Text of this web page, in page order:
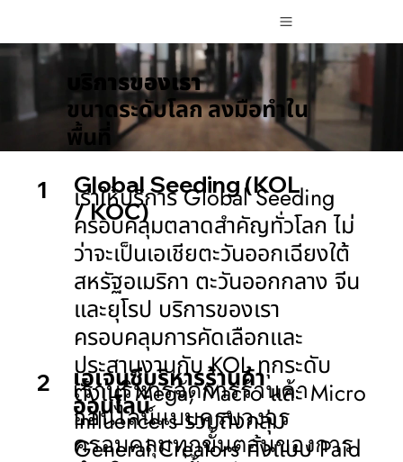
บริการของเรา
ขนาดระดับโลกลงมือทำใน
พื้นที่
1
Global Seeding (KOL
/ KOC)
เราให้บริการGlobal Seeding
ครอบคลุมตลาดสำคัญทั่วโลก ไม่
ว่าจะเป็นเอเชียตะวันออกเฉียงใต้
สหรัฐอเมริกา ตะวันออกกลาง จีน
และยุโรป บริการของเรา
ครอบคลุมการคัดเลือกและ
ประสานงานกับKOLทุกระดับ
ตั้งแต่Mega, MacroและMicro
Influencersรวมถึงกลุ่ม
General Creatorsทั้งแบบPaid
2
เอเจนซีบริหารร้านค้า
ออนไลน์
เราบริหารจัดการร้านค้า
ออนไลน์แบบครบวงจร
ครอบคลุมทุกขั้นตอนของการ